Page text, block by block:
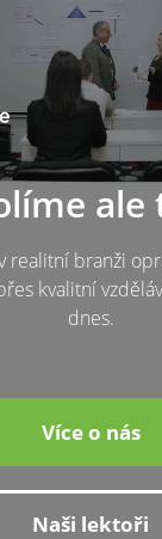
realitní branži
kvalitní
dnes.
Více o nás
Naši lektoři